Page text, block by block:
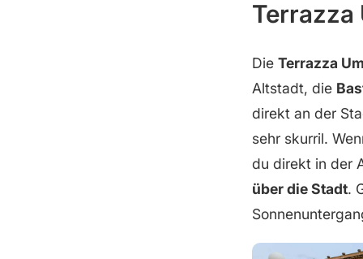
Terrazza
Die Terrazza
Altstadt, die
direkt an der
sehr skurril.
du direkt in der
über die Stadt.